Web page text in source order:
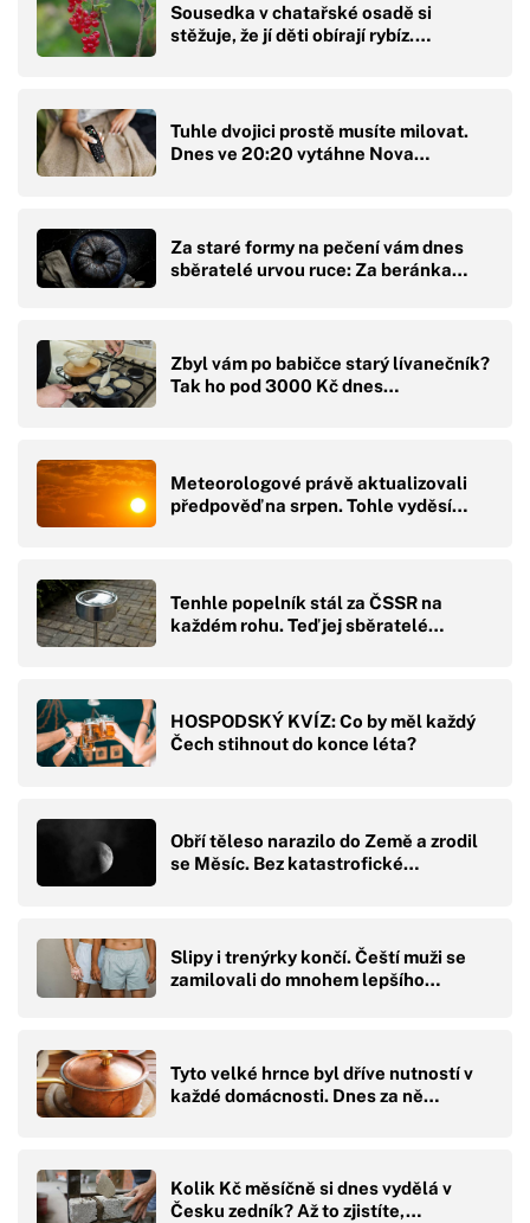
Sousedka v chatařské osadě si
stěžuje, že jí děti obírají rybíz.…
Tuhle dvojici prostě musíte milovat.
Dnes ve 20:20 vytáhne Nova…
Za staré formy na pečení vám dnes
sběratelé urvou ruce: Za beránka…
Zbyl vám po babičce starý lívanečník?
Tak ho pod 3000 Kč dnes…
Meteorologové právě aktualizovali
předpověď na srpen. Tohle vyděsí…
Tenhle popelník stál za ČSSR na
každém rohu. Teď jej sběratelé…
HOSPODSKÝ KVÍZ: Co by měl každý
Čech stihnout do konce léta?
Obří těleso narazilo do Země a zrodil
se Měsíc. Bez katastrofické…
Slipy i trenýrky končí. Čeští muži se
zamilovali do mnohem lepšího…
Tyto velké hrnce byl dříve nutností v
každé domácnosti. Dnes za ně…
Kolik Kč měsíčně si dnes vydělá v
Česku zedník? Až to zjistíte,…